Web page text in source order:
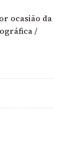
ocasião da
/